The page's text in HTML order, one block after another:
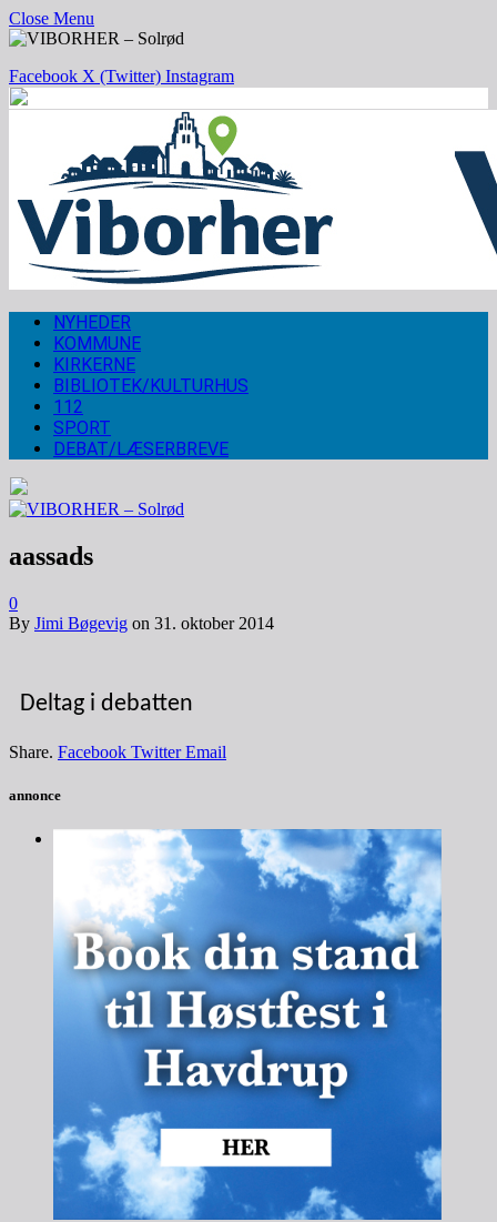
Close Menu
Facebook X (Twitter) Instagram
NYHEDER
KOMMUNE
KIRKERNE
BIBLIOTEK/KULTURHUS
112
SPORT
DEBAT/LÆSERBREVE
aassads
0
By Jimi Bøgevig on 31. oktober 2014
Deltag i debatten
Share. Facebook Twitter Email
annonce